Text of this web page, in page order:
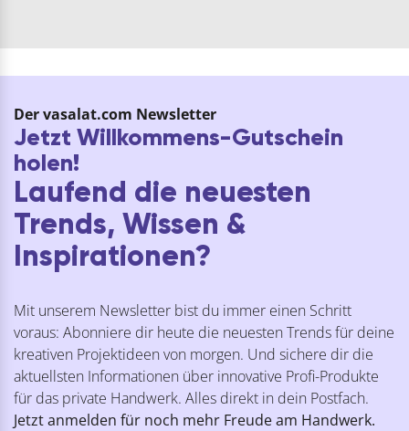
Der vasalat.com Newsletter
Jetzt Willkommens-Gutschein
holen!
Laufend die neuesten
Trends, Wissen &
Inspirationen?
Mit unserem Newsletter bist du immer einen Schritt
voraus: Abonniere dir heute die neuesten Trends für deine
kreativen Projektideen von morgen. Und sichere dir die
aktuellsten Informationen über innovative Profi-Produkte
für das private Handwerk. Alles direkt in dein Postfach.
Jetzt anmelden für noch mehr Freude am Handwerk.